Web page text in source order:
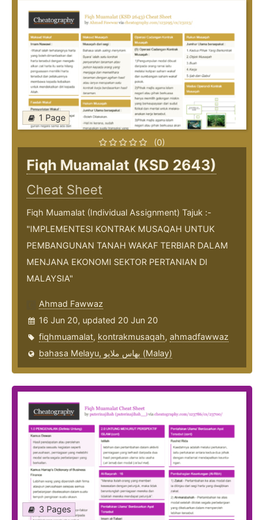
1 Page
(0)
Fiqh Muamalat (KSD 2643)
Cheat Sheet
Fiqh Muamalat (Individual Assignment) Tajuk :-
"IMPLEMENTESI KONTRAK MUSAQAH UNTUK
PEMBANGUNAN TANAH WAKAF TERBIAR DALAM
MENJANA EKONOMI SEKTOR PERTANIAN DI
MALAYSIA"
Ahmad Fawwaz
16 Jun 20, updated 20 Jun 20
fiqhmuamalat, kontrakmusaqah, ahmadfawwaz
bahasa Melayu, بهاس ملايو‎ (Malay)
3 Pages